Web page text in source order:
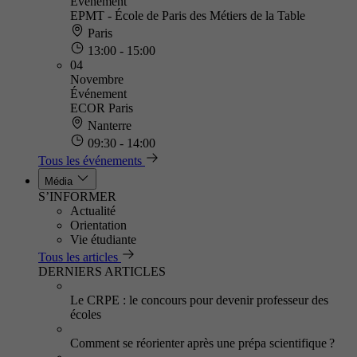
EPMT - École de Paris des Métiers de la Table
Paris
13:00 - 15:00
04
Novembre
Événement
ECOR Paris
Nanterre
09:30 - 14:00
Tous les événements
Média
S’INFORMER
Actualité
Orientation
Vie étudiante
Tous les articles
DERNIERS ARTICLES
Le CRPE : le concours pour devenir professeur des
écoles
Comment se réorienter après une prépa scientifique ?